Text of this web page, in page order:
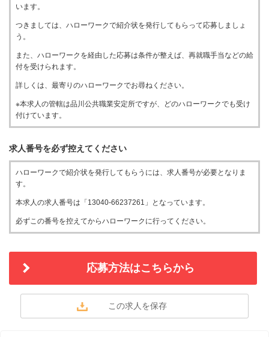
います。
つきましては、ハローワークで紹介状を発行してもらって応募しましょ
う。
また、ハローワークを経由した応募は条件が整えば、再就職手当などの給
付を受けられます。
詳しくは、最寄りのハローワークでお尋ねください。
※本求人の管轄は品川公共職業安定所ですが、どのハローワークでも受け
付けています。
求人番号を必ず控えてください
ハローワークで紹介状を発行してもらうには、求人番号が必要となりま
す。
本求人の求人番号は「13040-66237261」となっています。
必ずこの番号を控えてからハローワークに行ってください。
応募方法はこちらから